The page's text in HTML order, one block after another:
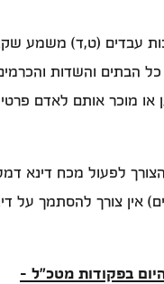
עבדים (ט,ד) משמע
הבתים והשדות
או מוכר אותם לאדם
לפעול מכח דינא
אין צורך להסתמך על
בפקודות מטכ"ל –